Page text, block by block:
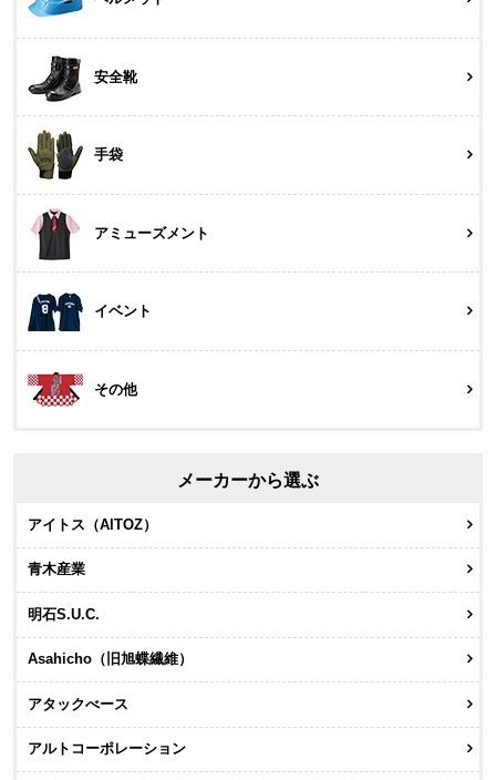
安全靴
手袋
アミューズメント
イベント
その他
メーカーから選ぶ
アイトス（AITOZ）
青木産業
明石S.U.C.
Asahicho（旧旭蝶繊維）
アタックべース
アルトコーポレーション